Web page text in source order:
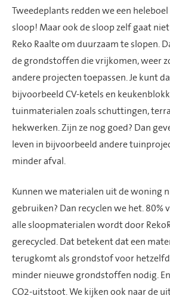
Tweedeplants redden we een
sloop! Maar ook de sloop zelf gaat
Reko Raalte om duurzaam te slopen.
de grondstoffen die vrijkomen,weer
andere projecten toepassen.Je kunt
bijvoorbeeld CV-ketels en
tuinmaterialen zoals schuttingen,
hekwerken. Zijn ze nog goed? Dan
leven in bijvoorbeeld andere
minder afval.
Kunnen we materialen uit de woning
gebruiken? Dan recyclen we het. 80%
alle sloopmaterialen wordt door
gerecycled. Dat betekent dat een
terugkomt als grondstof voor
minder nieuwe grondstoffen nodig.
CO2-uitstoot.We kijken ook naar de